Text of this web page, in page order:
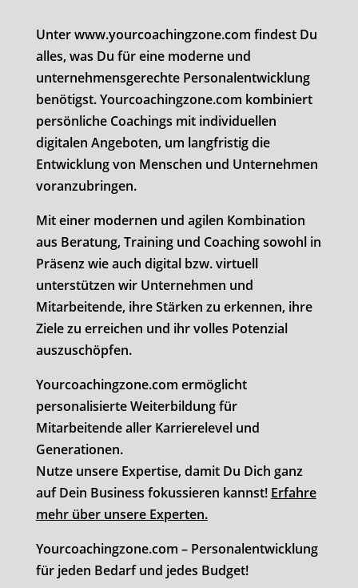
Unter www.yourcoachingzone.com findest Du
alles, was Du für eine moderne und
unternehmensgerechte Personalentwicklung
benötigst. Yourcoachingzone.com kombiniert
persönliche Coachings mit individuellen
digitalen Angeboten, um langfristig die
Entwicklung von Menschen und Unternehmen
voranzubringen.
Mit einer modernen und agilen Kombination
aus Beratung, Training und Coaching sowohl in
Präsenz wie auch digital bzw. virtuell
unterstützen wir Unternehmen und
Mitarbeitende, ihre Stärken zu erkennen, ihre
Ziele zu erreichen und ihr volles Potenzial
auszuschöpfen.
Yourcoachingzone.com ermöglicht
personalisierte Weiterbildung für
Mitarbeitende aller Karrierelevel und
Generationen.
Nutze unsere Expertise, damit Du Dich ganz
auf Dein Business fokussieren kannst! Erfahre
mehr über unsere Experten.
Yourcoachingzone.com – Personalentwicklung
für jeden Bedarf und jedes Budget!